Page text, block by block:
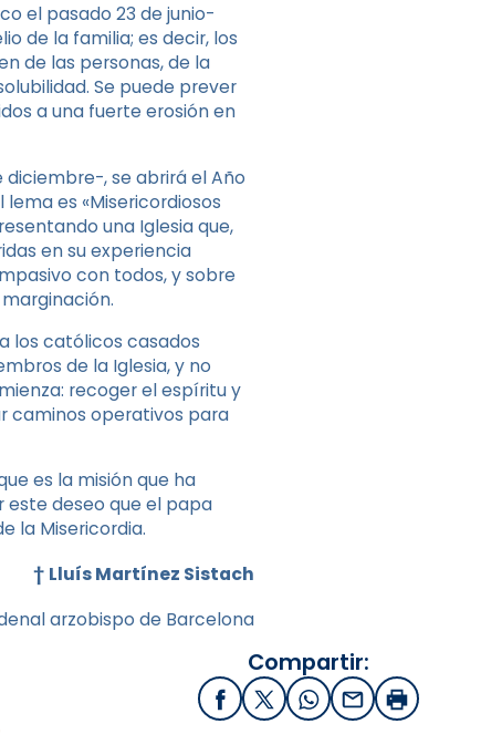
el pasado 23 de junio-
de la familia; es decir, los
de las personas, de la
Se puede prever
a una fuerte erosión en
, se abrirá el Año
es «Misericordiosos
una Iglesia que,
en su experiencia
con todos, y sobre
los católicos casados
de la Iglesia, y no
recoger el espíritu y
caminos operativos para
es la misión que ha
este deseo que el papa
la Misericordia.
† Lluís Martínez Sistach
arzobispo de Barcelona
Compartir:
FacebookX / Twitter
WhatsApp
EmailImprimir